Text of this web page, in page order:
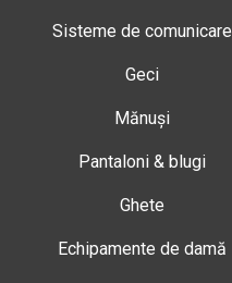
Sisteme de comunicare
Geci
Mănuși
Pantaloni & blugi
Ghete
Echipamente de damă